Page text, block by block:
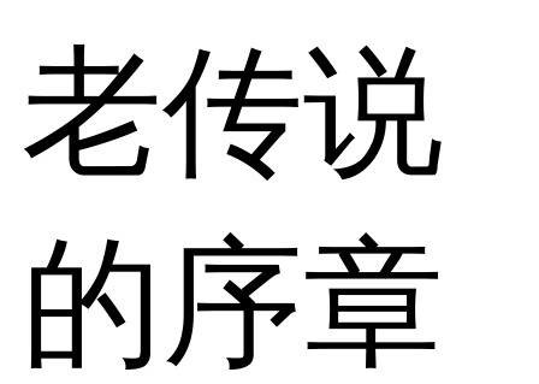
老传说
的序章